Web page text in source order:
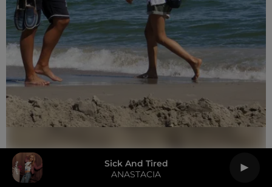
Sick And Tired
ANASTACIA
6 août 2026
Quelles dates pour les vacances scolaires de